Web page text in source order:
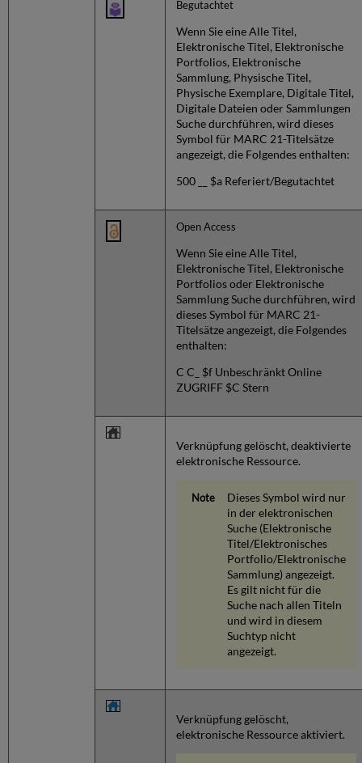
Begutachtet
Wenn Sie eine Alle Titel,
Elektronische Titel, Elektronische
Portfolios, Elektronische
Sammlung, Physische Titel,
Physische Exemplare, Digitale Titel,
Digitale Dateien oder Sammlungen
Suche durchführen, wird dieses
Symbol für MARC 21-Titelsätze
angezeigt, die Folgendes enthalten:
500 __ $a Referiert/Begutachtet
Open Access
Wenn Sie eine Alle Titel,
Elektronische Titel, Elektronische
Portfolios oder Elektronische
Sammlung Suche durchführen, wird
dieses Symbol für MARC 21-
Titelsätze angezeigt, die Folgendes
enthalten:
C C_ $f Unbeschränkt Online
ZUGRIFF $C Stern
Verknüpfung gelöscht, deaktivierte
elektronische Ressource.
Dieses Symbol wird nur
in der elektronischen
Suche (Elektronische
Titel/Elektronisches
Portfolio/Elektronische
Sammlung) angezeigt.
Es gilt nicht für die
Suche nach allen Titeln
und wird in diesem
Suchtyp nicht
angezeigt.
Verknüpfung gelöscht,
elektronische Ressource aktiviert.